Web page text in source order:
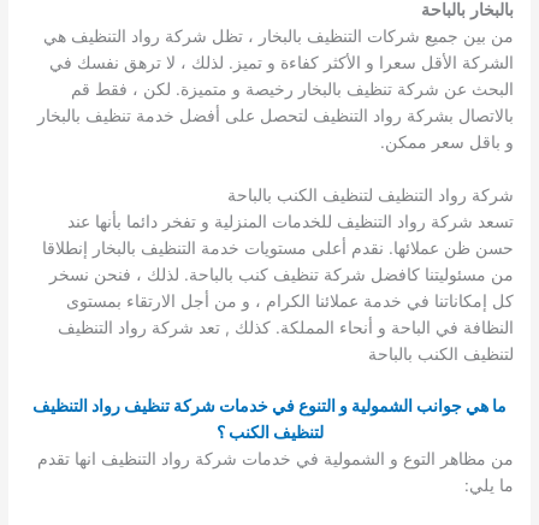
بالبخار بالباحة
من بين جميع شركات التنظيف بالبخار ، تظل شركة رواد التنظيف هي
الشركة الأقل سعرا و الأكثر كفاءة و تميز. لذلك ، لا ترهق نفسك في
البحث عن شركة تنظيف بالبخار رخيصة و متميزة. لكن ، فقط قم
بالاتصال بشركة رواد التنظيف لتحصل على أفضل خدمة تنظيف بالبخار
و باقل سعر ممكن.
شركة رواد التنظيف لتنظيف الكنب بالباحة
تسعد شركة رواد التنظيف للخدمات المنزلية و تفخر دائما بأنها عند
حسن ظن عملائها. نقدم أعلى مستويات خدمة التنظيف بالبخار إنطلاقا
من مسئوليتنا كافضل شركة تنظيف كنب بالباحة. لذلك ، فنحن نسخر
كل إمكاناتنا في خدمة عملائنا الكرام ، و من أجل الارتقاء بمستوى
النظافة في الباحة و أنحاء المملكة. كذلك , تعد شركة رواد التنظيف
لتنظيف الكنب بالباحة
ما هي جوانب الشمولية و التنوع في خدمات شركة تنظيف رواد التنظيف
لتنظيف الكنب ؟
من مظاهر التوع و الشمولية في خدمات شركة رواد التنظيف انها تقدم
ما يلي: